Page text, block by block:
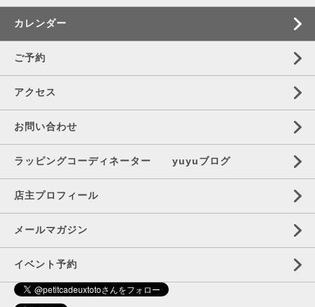
カレンダー
ご予約
アクセス
お問い合わせ
ラッピングコーディネーター yuyuブログ
店主プロフィール
メールマガジン
イベント予約